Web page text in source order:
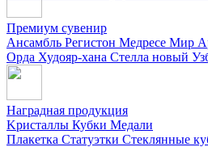
Премиум сувенир
Ансамбль Регистон Медресе Мир
Орда Худояр-хана Стелла новый
Наградная продукция
Kристаллы Кубки Медали
Плакетка Статуэтки Стеклянные